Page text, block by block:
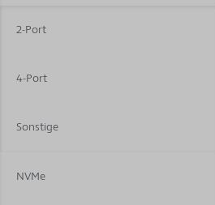
2-Port
4-Port
Sonstige
NVMe